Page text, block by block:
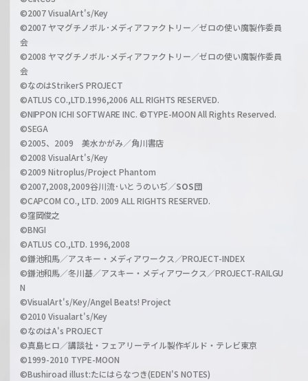
r
z
i
l
h
a
n
l
©2007 VisualArt's/Key
©2007 ヤマグチノボル･メディアファクトリー／ゼロの使い魔製作委員
会
©2008 ヤマグチノボル･メディアファクトリー／ゼロの使い魔製作委員
会
©なのはStrikerS PROJECT
©ATLUS CO.,LTD.1996,2006 ALL RIGHTS RESERVED.
©NIPPON ICHI SOFTWARE INC. ©TYPE-MOON All Rights Reserved.
©SEGA
©2005、2009 美水かがみ／角川書店
©2008 VisualArt's/Key
©2009 Nitroplus/Project Phantom
©2007,2008,2009谷川流･いとうのいぢ／SOS団
©CAPCOM CO., LTD. 2009 ALL RIGHTS RESERVED.
©窪岡俊之
©BNGI
©ATLUS CO.,LTD. 1996,2008
©鎌池和馬／アスキー・メディアワークス／PROJECT-INDEX
©鎌池和馬／冬川基／アスキー・メディアワークス／PROJECT-RAILGU
N
©VisualArt's/Key/Angel Beats! Project
©2010 Visualart's/Key
©なのはA's PROJECT
©真島ヒロ／講談社・フェアリーテイル製作ギルド・テレビ東京
©1999-2010 TYPE-MOON
©Bushiroad illust:たにはらなつき(EDEN'S NOTES)